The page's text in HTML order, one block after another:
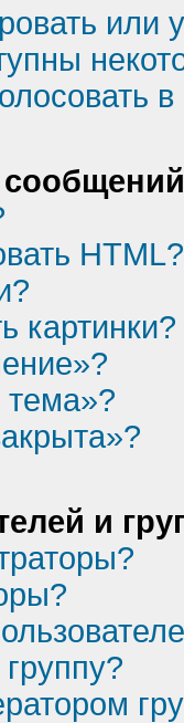
или
HTML?
картинки?
тема»?
и